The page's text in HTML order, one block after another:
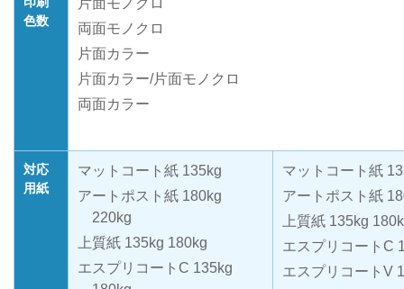
色数
両面モノクロ
片面カラー
片面カラー/片面モノクロ
両面カラー
対応
用紙
マットコート紙 135kg
アートポスト紙 180kg
220kg
上質紙 135kg 180kg
エスプリコートC 135kg
マットコート紙
アートポスト紙
上質紙 135kg
エスプリコートC
エスプリコートV